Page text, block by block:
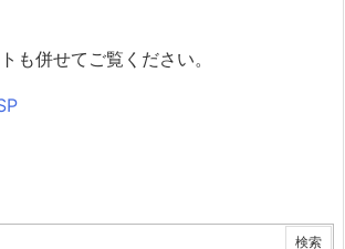
も併せてご覧ください。